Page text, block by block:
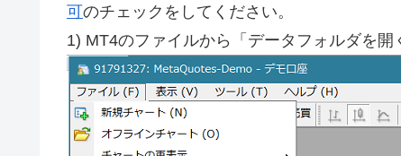
・TP･SLラインのドラッグ＆ドロップ対応
・サブパネルの追加
・個別決済、部分決済の追加
・アクティブ定型チャート変更に対応
・コンパクトモードの追加
・シグナル連携（インデックス）のパラメタ追加
可のチェックをしてください。
1) MT4のファイルから「データフォルダを開